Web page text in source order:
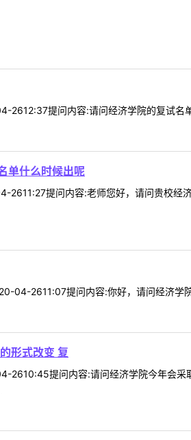
提问内容:请问经济学院的复试名
单什么时候出呢
提问内容:老师您好，请问贵校经
04-2611:07提问内容:你好，请问经济学
形式改变 复
提问内容:请问经济学院今年会采